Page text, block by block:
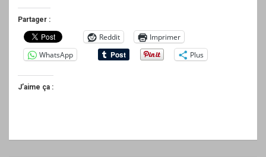
Partager :
Reddit
Imprimer
WhatsApp
Plus
J’aime ça :